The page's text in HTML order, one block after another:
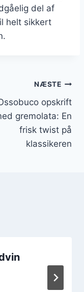
del af
helt sikkert
NÆSTE
opskrift
gremolata: En
frisk twist på
klassikeren